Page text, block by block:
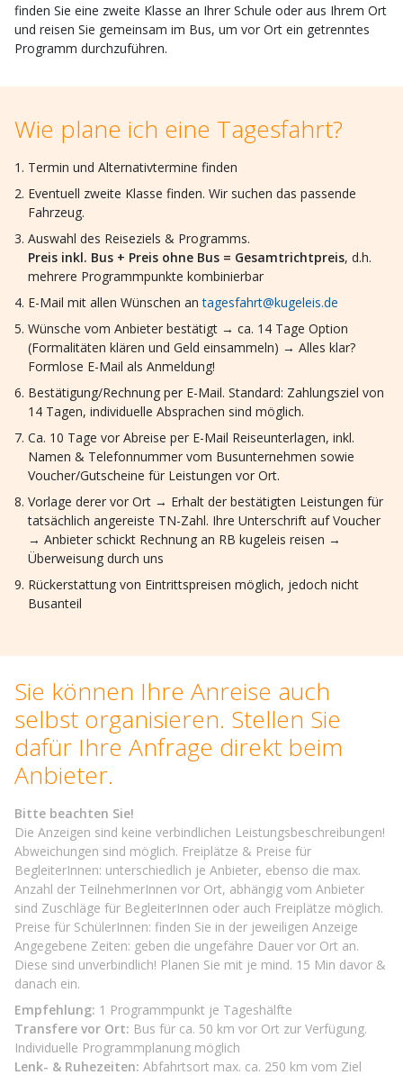
finden Sie eine zweite Klasse an Ihrer Schule oder aus Ihrem Ort
und reisen Sie gemeinsam im Bus, um vor Ort ein getrenntes
Programm durchzuführen.
Wie plane ich eine Tagesfahrt?
Termin und Alternativtermine finden
Eventuell zweite Klasse finden. Wir suchen das passende
Fahrzeug.
Auswahl des Reiseziels & Programms.
Preis inkl. Bus + Preis ohne Bus = Gesamtrichtpreis, d.h.
mehrere Programmpunkte kombinierbar
E-Mail mit allen Wünschen antagesfahrt@kugeleis.de
Wünsche vom Anbieter bestätigt → ca. 14 Tage Option
(Formalitäten klären und Geld einsammeln) → Alles klar?
Formlose E-Mail als Anmeldung!
Bestätigung/Rechnung per E-Mail. Standard: Zahlungsziel von
14 Tagen, individuelle Absprachen sind möglich.
Ca. 10 Tage vor Abreise per E-Mail Reiseunterlagen, inkl.
Namen & Telefonnummer vom Busunternehmen sowie
Voucher/Gutscheine für Leistungen vor Ort.
Vorlage derer vor Ort → Erhalt der bestätigten Leistungen für
tatsächlich angereiste TN-Zahl. Ihre Unterschrift auf Voucher
→ Anbieter schickt Rechnung an RB kugeleis reisen →
Überweisung durch uns
Rückerstattung von Eintrittspreisen möglich, jedoch nicht
Busanteil
Sie können Ihre Anreise auch
selbst organisieren. Stellen Sie
dafür Ihre Anfrage direkt beim
Anbieter.
Bitte beachten Sie!
Die Anzeigen sind keine verbindlichen Leistungsbeschreibungen!
Abweichungen sind möglich. Freiplätze & Preise für
BegleiterInnen: unterschiedlich je Anbieter, ebenso die max.
Anzahl der TeilnehmerInnen vor Ort, abhängig vom Anbieter
sind Zuschläge für BegleiterInnen oder auch Freiplätze möglich.
Preise für SchülerInnen: finden Sie in der jeweiligen Anzeige
Angegebene Zeiten: geben die ungefähre Dauer vor Ort an.
Diese sind unverbindlich! Planen Sie mit je mind. 15 Min davor &
danach ein.
Empfehlung: 1 Programmpunkt je Tageshälfte
Transfere vor Ort: Bus für ca. 50 km vor Ort zur Verfügung.
Individuelle Programmplanung möglich
Lenk- & Ruhezeiten: Abfahrtsort max. ca. 250 km vom Ziel